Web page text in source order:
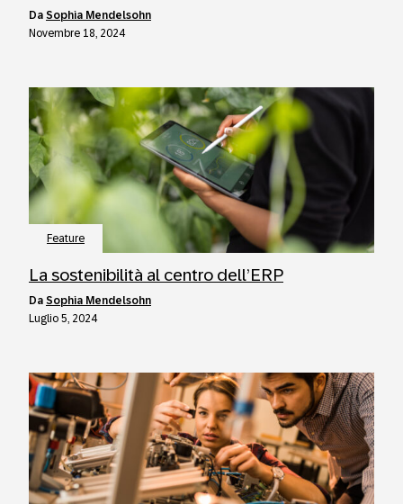
da Sophia Mendelsohn
Novembre 18, 2024
Feature
La sostenibilità al centro dell’ERP
da Sophia Mendelsohn
Luglio 5, 2024